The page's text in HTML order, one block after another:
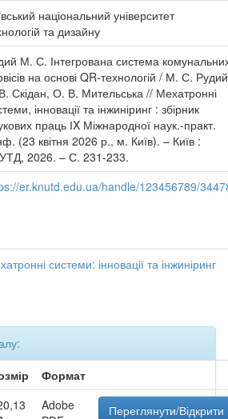
національний університет
та дизайну
М. С. Інтегрована система
на основі QR-технологій / М. С.
Скідан, О. В. Мительська // Мехатронні
інновації та інжиніринг : збірник
праць ІX Міжнародної наук.-практ.
(23 квітня 2026 р., м. Київ). – Київ :
2026. – С. 231-233.
er.knutd.edu.ua/handle/123456789/
системи: інновації та інжиніринг
Формат
Adobe
Переглянути/Відкрити